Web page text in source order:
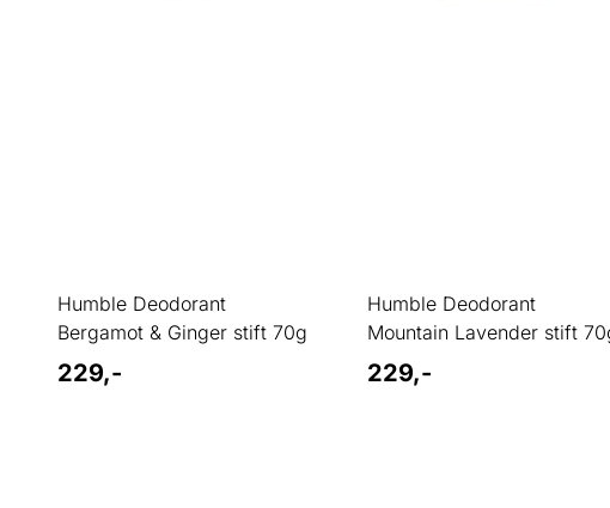
Humble Deodorant
Bergamot & Ginger stift 70g
229,-
Humble Deodorant
Mountain Lavender stift
229,-